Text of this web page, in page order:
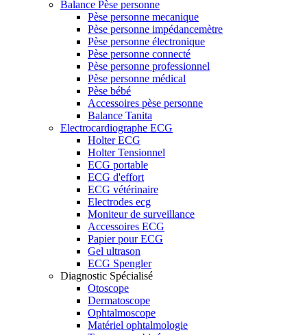
Balance Pèse personne
Pèse personne mecanique
Pèse personne impédancemètre
Pèse personne électronique
Pèse personne connecté
Pèse personne professionnel
Pèse personne médical
Pèse bébé
Accessoires pèse personne
Balance Tanita
Electrocardiographe ECG
Holter ECG
Holter Tensionnel
ECG portable
ECG d'effort
ECG vétérinaire
Electrodes ecg
Moniteur de surveillance
Accessoires ECG
Papier pour ECG
Gel ultrason
ECG Spengler
Diagnostic Spécialisé
Otoscope
Dermatoscope
Ophtalmoscope
Matériel ophtalmologie